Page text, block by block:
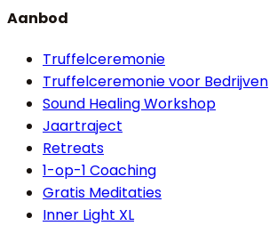
Aanbod
Truffelceremonie
Truffelceremonie voor Bedrijven
Sound Healing Workshop
Jaartraject
Retreats
1-op-1 Coaching
Gratis Meditaties
Inner Light XL